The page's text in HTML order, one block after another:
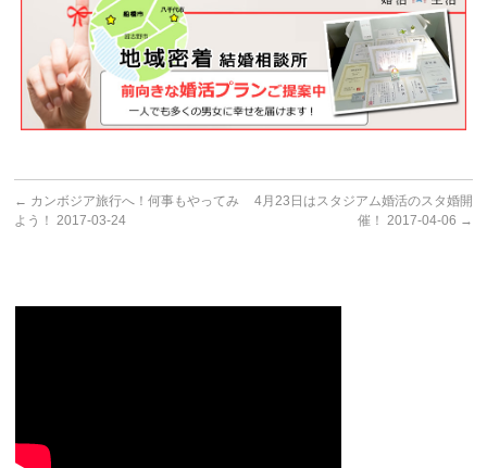
← カンボジア旅行へ！何事もやってみ
よう！ 2017-03-24
4月23日はスタジアム婚活のスタ婚開
催！ 2017-04-06 →